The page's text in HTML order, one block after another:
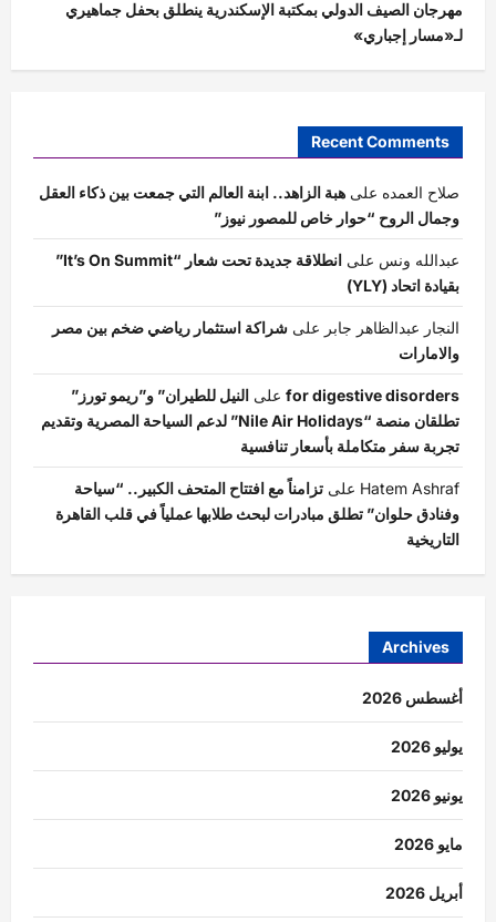
مهرجان الصيف الدولي بمكتبة الإسكندرية ينطلق بحفل جماهيري
لـ«مسار إجباري»
Recent Comments
صلاح العمده على هبة الزاهد.. ابنة العالم التي جمعت بين ذكاء العقل
وجمال الروح “حوار خاص للمصور نيوز”
عبدالله ونس على
انطلاقة جديدة تحت شعار “It’s On Summit”
بقيادة اتحاد (YLY)
النجار عبدالظاهر جابر على شراكة استثمار رياضي ضخم بين مصر
والامارات
for digestive disorders على النيل للطيران” و”ريمو تورز”
تطلقان منصة “Nile Air Holidays” لدعم السياحة المصرية وتقديم
تجربة سفر متكاملة بأسعار تنافسية
Hatem Ashraf على تزامناً مع افتتاح المتحف الكبير.. “سياحة
وفنادق حلوان” تطلق مبادرات لبحث طلابها عملياً في قلب القاهرة
التاريخية
Archives
أغسطس 2026
يوليو 2026
يونيو 2026
مايو 2026
أبريل 2026